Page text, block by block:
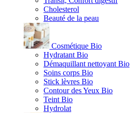
Cholesterol
Beauté de la peau
Cosmétique Bio
Hydratant Bio
Démaquillant nettoyant Bio
Soins corps Bio
Stick lèvres Bio
Contour des Yeux Bio
Teint Bio
Hydrolat